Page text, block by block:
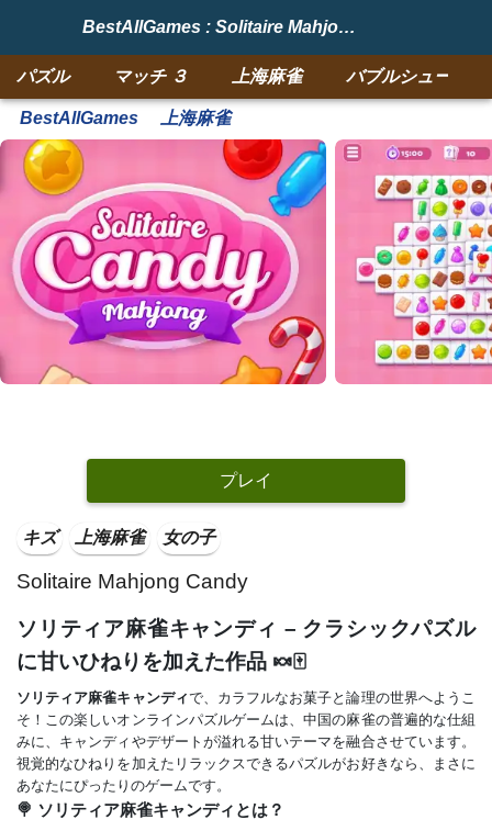
BestAllGames : Solitaire Mahjong Candy
パズル マッチ ３ 上海麻雀 バブルシューター
BestAllGames 上海麻雀
プレイ
キズ 上海麻雀 女の子
Solitaire Mahjong Candy
ソリティア麻雀キャンディ – クラシックパズル
に甘いひねりを加えた作品 🍬🀄
ソリティア麻雀キャンディで、カラフルなお菓子と論理の世界へようこ
そ！この楽しいオンラインパズルゲームは、中国の麻雀の普遍的な仕組
みに、キャンディやデザートが溢れる甘いテーマを融合させています。
視覚的なひねりを加えたリラックスできるパズルがお好きなら、まさに
あなたにぴったりのゲームです。
🍭 ソリティア麻雀キャンディとは？